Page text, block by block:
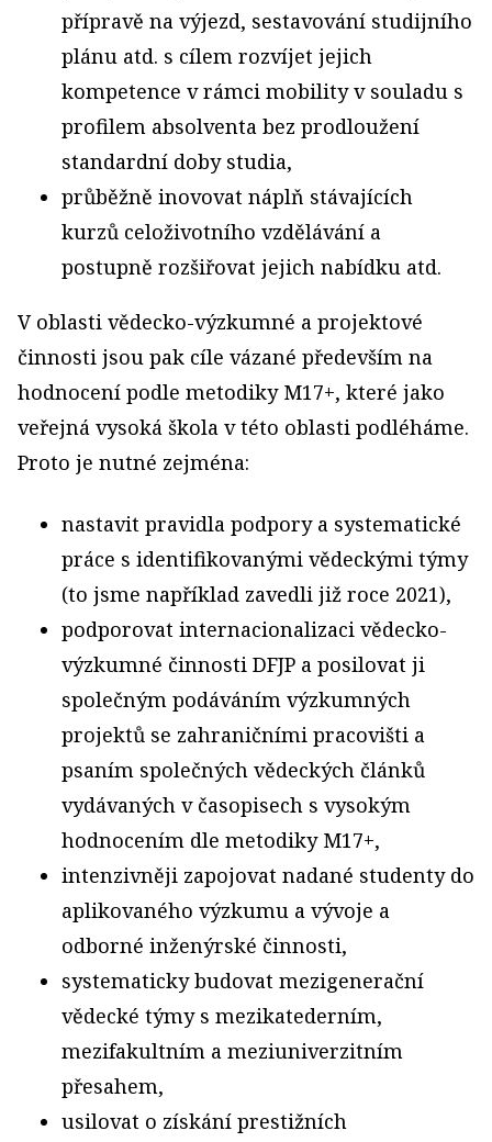
přípravě na výjezd, sestavování studijního
plánu atd. s cílem rozvíjet jejich
kompetence v rámci mobility v souladu s
profilem absolventa bez prodloužení
standardní doby studia,
průběžně inovovat náplň stávajících
kurzů celoživotního vzdělávání a
postupně rozšiřovat jejich nabídku atd.
V oblasti vědecko-výzkumné a projektové
činnosti jsou pak cíle vázané především na
hodnocení podle metodiky M17+, které jako
veřejná vysoká škola v této oblasti podléháme.
Proto je nutné zejména:
nastavit pravidla podpory a systematické
práce s identifikovanými vědeckými týmy
(to jsme například zavedli již roce 2021),
podporovat internacionalizaci vědecko-
výzkumné činnosti DFJP a posilovat ji
společným podáváním výzkumných
projektů se zahraničními pracovišti a
psaním společných vědeckých článků
vydávaných v časopisech s vysokým
hodnocením dle metodiky M17+,
intenzivněji zapojovat nadané studenty do
aplikovaného výzkumu a vývoje a
odborné inženýrské činnosti,
systematicky budovat mezigenerační
vědecké týmy s mezikatederním,
mezifakultním a meziuniverzitním
přesahem,
usilovat o získání prestižních